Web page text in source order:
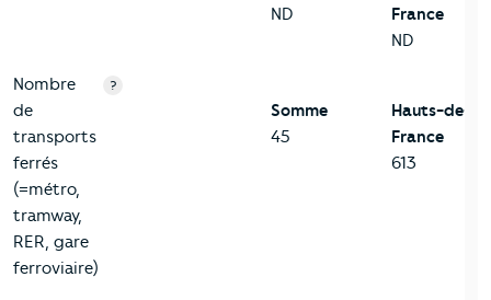
ND
France
ND
Nombre
de
transports
ferrés
(=métro,
tramway,
RER, gare
ferroviaire)
?
Somme
45
Hauts-de-
France
613